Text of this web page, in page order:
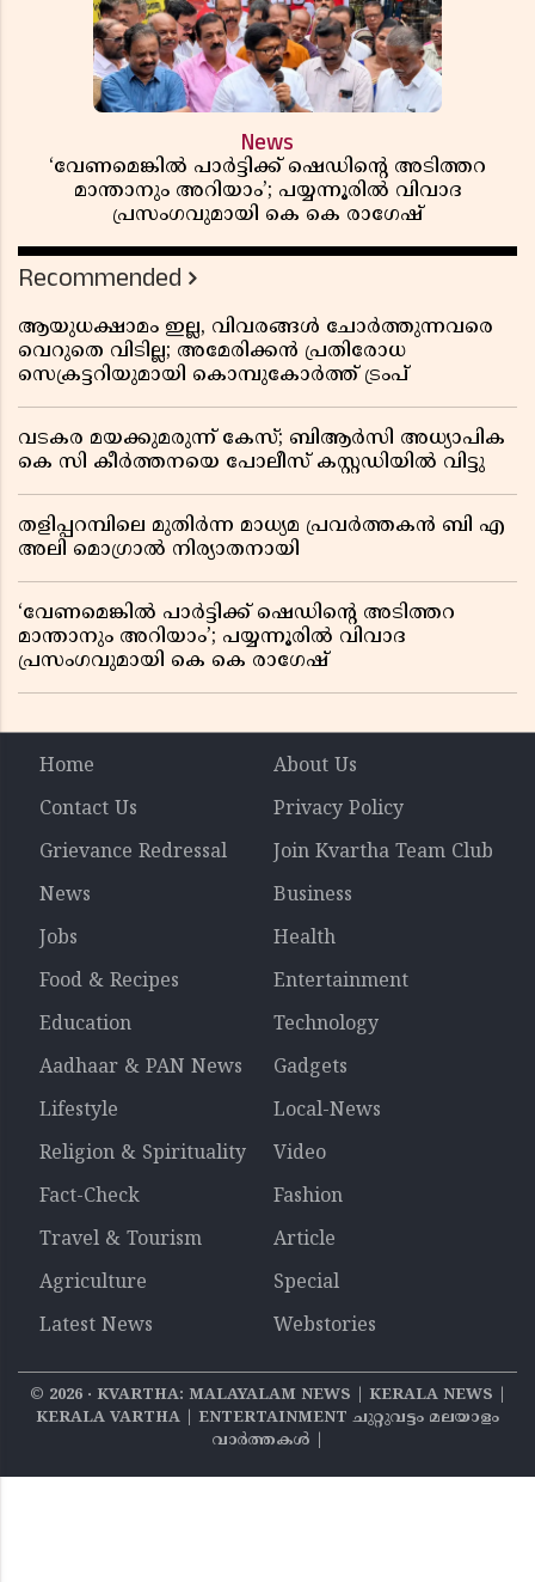
News
‘വേണമെങ്കിൽ പാർട്ടിക്ക് ഷെഡിൻ്റെ അടിത്തറ
മാന്താനും അറിയാം’; പയ്യന്നൂരിൽ വിവാദ
പ്രസംഗവുമായി കെ കെ രാഗേഷ്
Recommended
ആയുധക്ഷാമം ഇല്ല, വിവരങ്ങൾ ചോർത്തുന്നവരെ
വെറുതെ വിടില്ല; അമേരിക്കൻ പ്രതിരോധ
സെക്രട്ടറിയുമായി കൊമ്പുകോർത്ത് ട്രംപ്
വടകര മയക്കുമരുന്ന് കേസ്; ബിആർസി അധ്യാപിക
കെ സി കീർത്തനയെ പോലീസ് കസ്റ്റഡിയിൽ വിട്ടു
തളിപ്പറമ്പിലെ മുതിർന്ന മാധ്യമ പ്രവർത്തകൻ ബി എ
അലി മൊഗ്രാൽ നിര്യാതനായി
‘വേണമെങ്കിൽ പാർട്ടിക്ക് ഷെഡിൻ്റെ അടിത്തറ
മാന്താനും അറിയാം’; പയ്യന്നൂരിൽ വിവാദ
പ്രസംഗവുമായി കെ കെ രാഗേഷ്
Home
About Us
Contact Us
Privacy Policy
Grievance Redressal
Join Kvartha Team Club
News
Business
Jobs
Health
Food & Recipes
Entertainment
Education
Technology
Aadhaar & PAN News
Gadgets
Lifestyle
Local-News
Religion & Spirituality
Video
Fact-Check
Fashion
Travel & Tourism
Article
Agriculture
Special
Latest News
Webstories
© 2026‧ KVARTHA: MALAYALAM NEWS | KERALA NEWS |
KERALA VARTHA | ENTERTAINMENT ചുറ്റുവട്ടം മലയാളം
വാര്‍ത്തകൾ |